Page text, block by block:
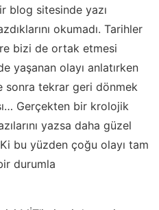
blog sitesinde yazı
okumadı. Tarihler
bizi de ortak etmesi
yaşanan olayı anlatırken
sonra tekrar geri dönmek
Gerçekten bir krolojik
yazsa daha güzel
bu yüzden çoğu olayı tam
durumla